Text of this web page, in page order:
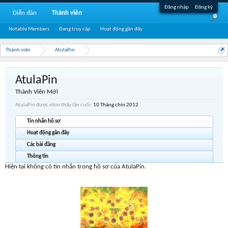
Đăng nhập Đăng ký
Thành viên AtulaPin
AtulaPin
Thành Viên Mới
AtulaPin được nhìn thấy lần cuối: 10 Tháng chín 2012
Tin nhắn hồ sơ
Hoạt động gần đây
Các bài đăng
Thông tin
Hiện tại không có tin nhắn trong hồ sơ của AtulaPin.
Diễn đàn Thành viên
Notable Members Đang truy cập Hoạt động gần đây